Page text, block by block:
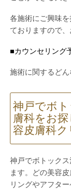
各施術にご興味
ておりますので、
■カウンセリング
施術に関するど
神戸でボ
膚科をお
容皮膚科
神戸でボトック
ます。どの美容
リングやアフタ